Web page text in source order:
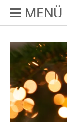
MENÜ